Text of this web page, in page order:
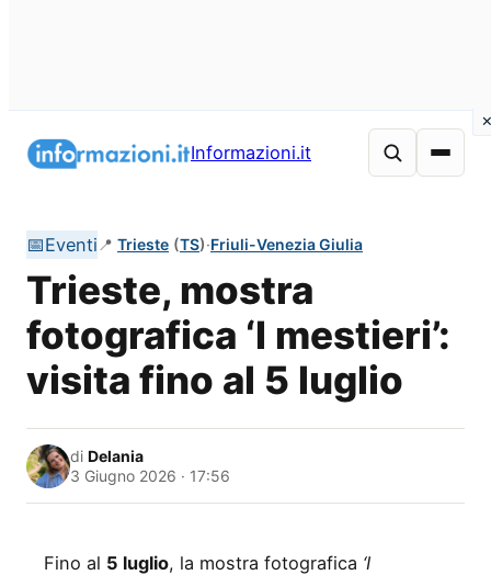
Informazioni.it
📅Eventi 📍 Trieste (TS)·Friuli-Venezia Giulia
Trieste, mostra
fotografica ‘I mestieri’:
visita fino al 5 luglio
di Delania
3 Giugno 2026 · 17:56
Fino al 5 luglio, la mostra fotografica ‘I